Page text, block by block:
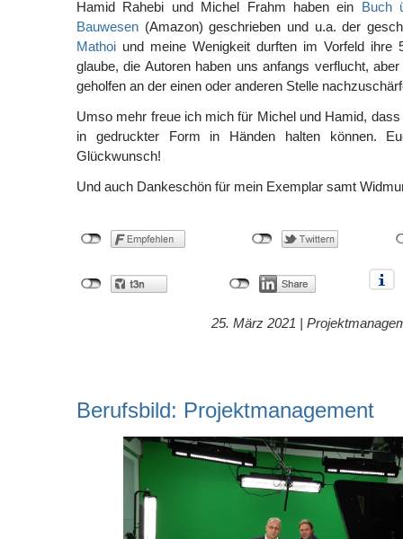
Hamid Rahebi und Michel Frahm haben ein Buch
Bauwesen (Amazon) geschrieben und u.a. der
Mathoi und meine Wenigkeit durften im Vorfeld ihre
glaube, die Autoren haben uns anfangs verflucht,
geholfen an der einen oder anderen Stelle
Umso mehr freue ich mich für Michel und Hamid,
in gedruckter Form in Händen halten können.
Glückwunsch!
Und auch Dankeschön für mein Exemplar samt
25. März 2021 |
Berufsbild: Projektmanagement